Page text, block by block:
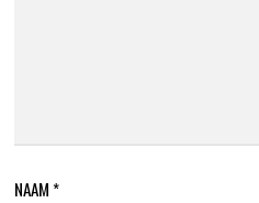
NAAM *